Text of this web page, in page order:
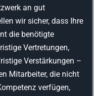
an gut
wir sicher, dass Ihre
die benötigte
Vertretungen,
Verstärkungen –
Mitarbeiter, die nicht
verfügen,